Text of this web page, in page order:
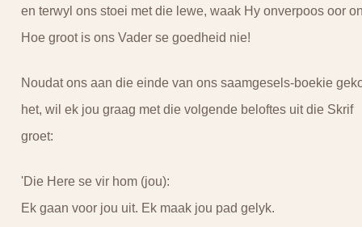
en terwyl ons stoei met die lewe, waak Hy onverpoos oor
Hoe groot is ons Vader se goedheid nie!
Noudat ons aan die einde van ons saamgesels-boekie
het, wil ek jou graag met die volgende beloftes uit die Skrif
groet:
'Die Here se vir hom (jou):
Ek gaan voor jou uit. Ek maak jou pad gelyk.